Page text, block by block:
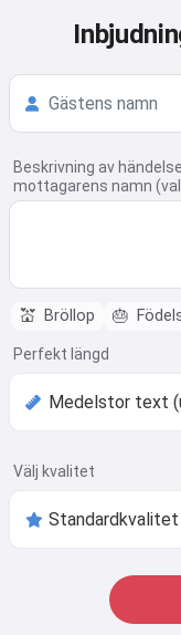
Beskrivning av
mottagarens namn
💒 Bröllop 🎂
Perfekt längd
Välj kvalitet